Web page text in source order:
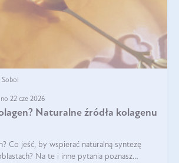
22 cze 2026
Naturalne źródła kolagenu
Co jeść, by wspierać naturalną syntezę
Na te i inne pytania poznasz